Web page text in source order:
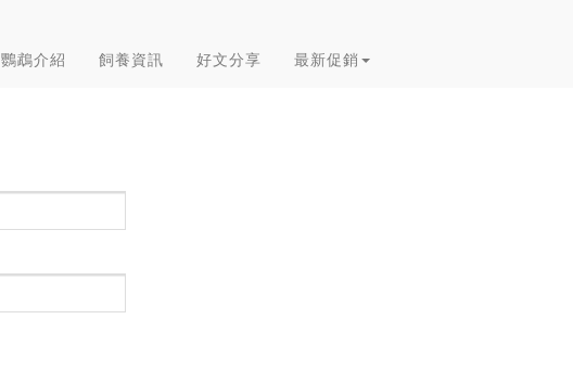
鸚鵡介紹 飼養資訊 好文分享 最新促銷